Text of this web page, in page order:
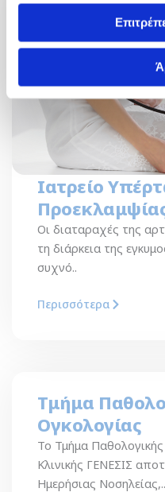
Ιατρείο
Oι διαταραχές της
τη διάρκεια της
συχνό..
Περισσότερα
Τμήμα
Ογκολογίας
Το Τμήμα Παθολογικής
Κλινικής ΓΕΝΕΣΙΣ
Ημερήσιας Νοσηλείας,..